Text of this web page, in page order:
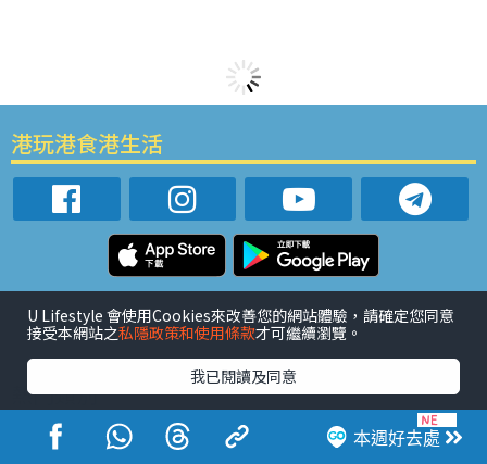
本週好去處
港玩港食港生活
市集 開倉 尖沙咀好去處
銅鑼灣好去處
元朗好去處 荃灣好去處 旺角好去處 社會
餐廳情報
戶外郊遊 社會福利
熱門類別
網民熱話 活動展覽 市集 開倉
尖沙咀好去處
銅鑼灣好去處 元朗好去處 荃灣好去處 旺角好去處 社會
U Lifestyle 會使用Cookies來改善您的網站體驗，請確定您同意
接受本網站之私隱政策和使用條款才可繼續瀏覽。
我已閱讀及同意